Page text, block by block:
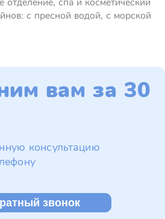
с пресной водой, с морской
вам за 30
консультацию
звонок